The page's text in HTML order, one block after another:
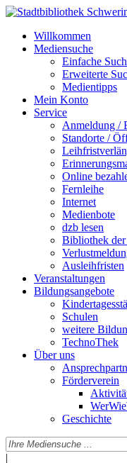
Willkommen
Mediensuche
Einfache
Erweiterte
Medientipps
Mein Konto
Service
Anmeldung /
Standorte /
Online
Fernleihe
Internet
Medienbote
dzb lesen
Bibliothek
Ausleihfristen
Veranstaltungen
Bildungsangebote
Schulen
weitere
TechnoThek
Über uns
Förderverein
Geschichte
|